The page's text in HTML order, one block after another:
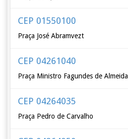
CEP 01550100
Praça José Abramvezt
CEP 04261040
Praça Ministro Fagundes de Almeida
CEP 04264035
Praça Pedro de Carvalho